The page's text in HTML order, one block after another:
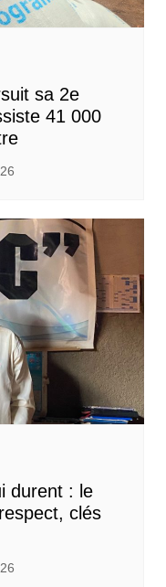
sa 2e
41 000
durent : le
clés